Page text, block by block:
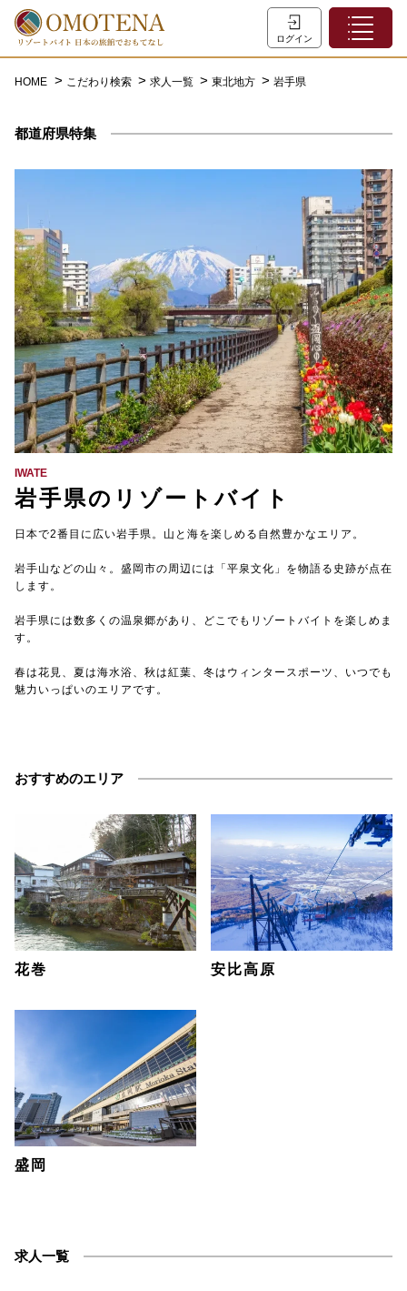
ログイン
ホーム
主な職種
初めての方へ
よくあるご質問
会員登録
LINEでログイン
0120-932-959
【TEL受付】9:30～18:00 土日・祝日定休
HOME こだわり検索 求人一覧 東北地方 岩手県
都道府県特集
IWATE
岩手県のリゾートバイト
日本で2番目に広い岩手県。山と海を楽しめる自然豊かなエリア。
岩手山などの山々。盛岡市の周辺には「平泉文化」を物語る史跡が点在
します。
岩手県には数多くの温泉郷があり、どこでもリゾートバイトを楽しめま
す。
春は花見、夏は海水浴、秋は紅葉、冬はウィンタースポーツ、いつでも
魅力いっぱいのエリアです。
おすすめのエリア
花巻 安比高原
盛岡
求人一覧